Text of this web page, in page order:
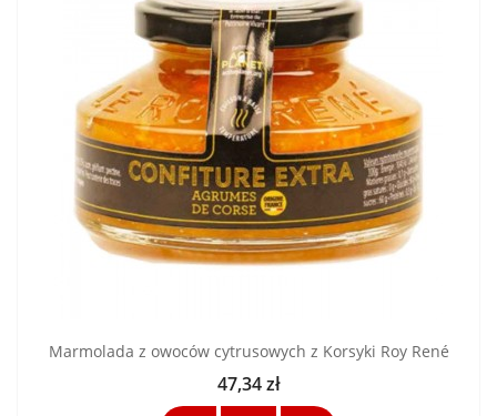
Marmolada z owoców cytrusowych z Korsyki Roy René
Cena
47,34 zł